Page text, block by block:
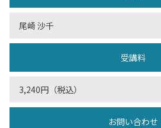
尾崎 沙千
受講料
3,240円（税込）
お問い合わせ